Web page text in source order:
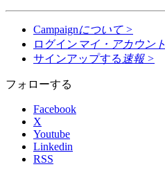
Campaignについて >
ログイン マイ・アカウント
サインアップする 速報 >
フォローする
Facebook
X
Youtube
Linkedin
RSS